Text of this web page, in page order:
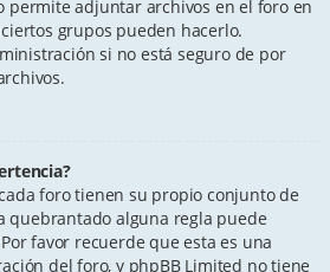
permite adjuntar archivos en el foro en
grupos pueden hacerlo.
si no está seguro de por
foro tienen su propio conjunto de
quebrantado alguna regla puede
favor recuerde que esta es una
del foro, y phpBB Limited no tiene